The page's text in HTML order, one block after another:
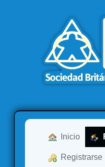
Inicio
Registrarse